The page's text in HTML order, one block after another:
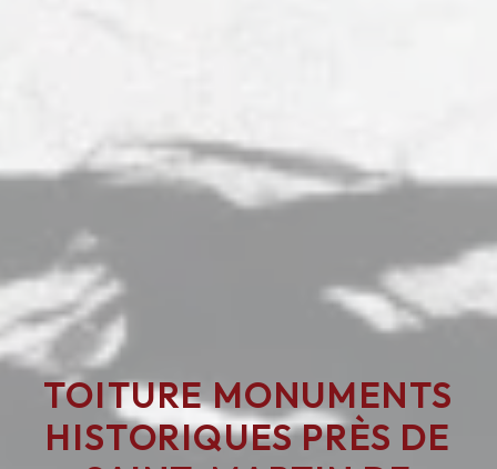
TOITURE MONUMENTS
HISTORIQUES PRÈS DE